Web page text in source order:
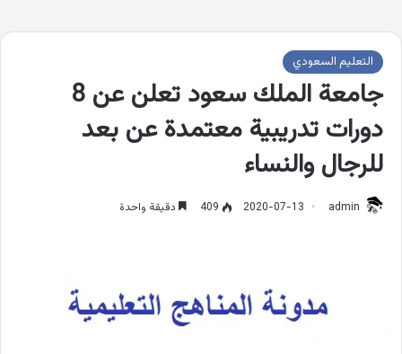
التعليم السعودي
جامعة الملك سعود تعلن عن 8
دورات تدريبية معتمدة عن بعد
للرجال والنساء
admin
2020-07-13
409 دقيقة واحدة